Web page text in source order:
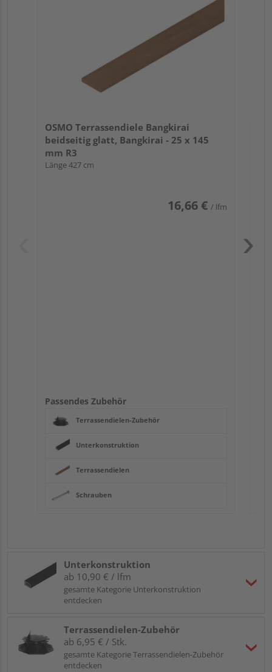
OSMO Terrassendiele Bangkirai
beidseitig glatt, Bangkirai - 25 x 145
mm R3
Länge 427 cm
16,66 € / lfm
Passendes Zubehör
Terrassendielen-Zubehör
Unterkonstruktion
Terrassendielen
Schrauben
Unterkonstruktion
ab 10,90 € / lfm
gesamte Kategorie Unterkonstruktion
entdecken
Terrassendielen-Zubehör
ab 6,95 € / Stk.
gesamte Kategorie Terrassendielen-Zubehör
entdecken